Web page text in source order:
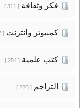
فكر وثقافة[ 311 ]
كمبيوتر وانترنت[ 277 ]
كتب علمية[ 254 ]
التراجم[ 226 ]